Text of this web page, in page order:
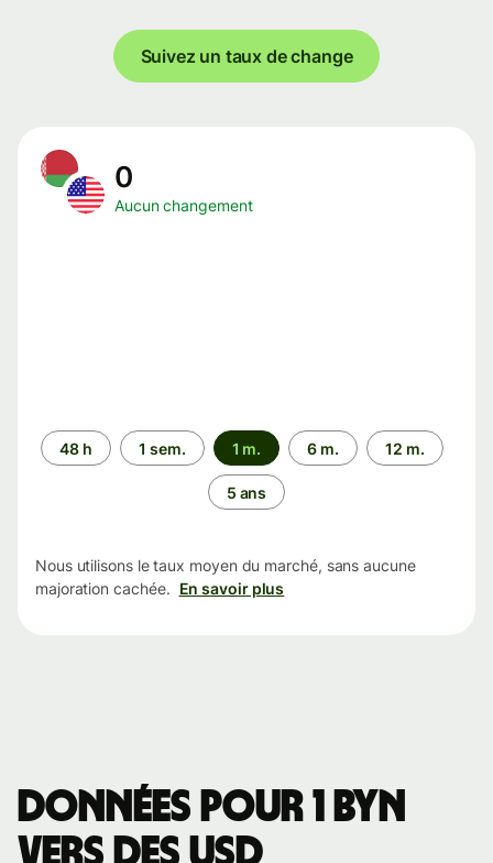
Suivez un taux de change
0
Aucun changement
Période
48 h 1 sem. 1 m. 6 m. 12 m.
5 ans
Nous utilisons le taux moyen du marché, sans aucune
majoration cachée. En savoir plus
Données pour 1 BYN